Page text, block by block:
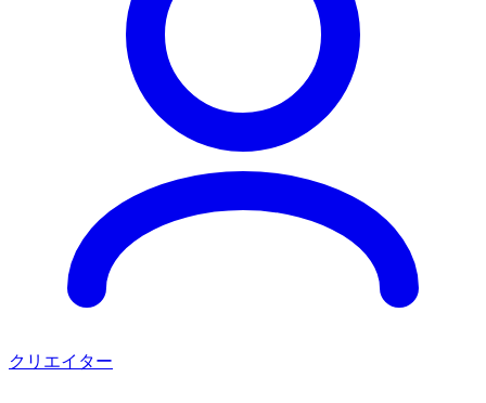
クリエイター